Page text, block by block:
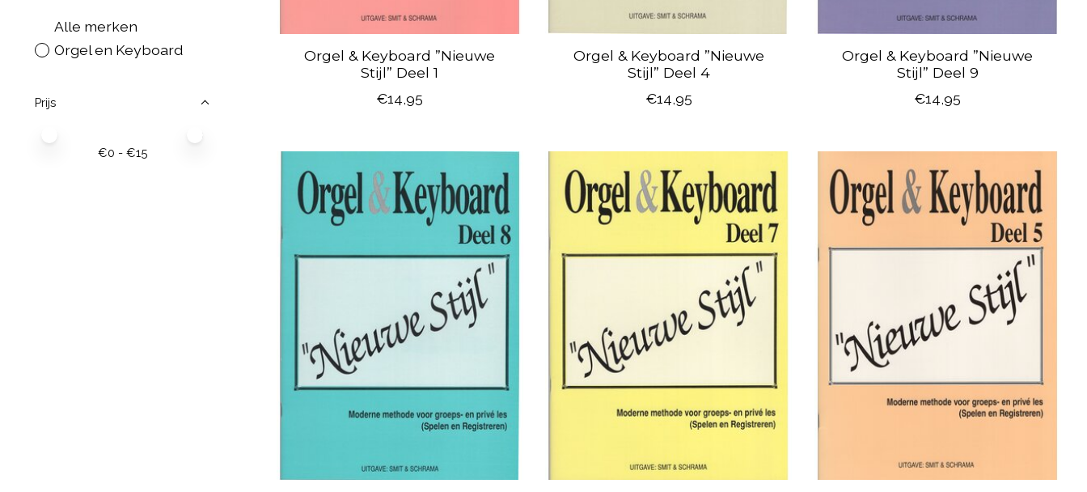
Alle merken
Orgel en Keyboard
Prijs
€0 - €15
Orgel & Keyboard ”Nieuwe
Stijl” Deel 1
€14,95
Orgel & Keyboard ”Nieuwe
Stijl” Deel 4
€14,95
Orgel & Keyboard ”Nieuwe
Stijl” Deel 9
€14,95